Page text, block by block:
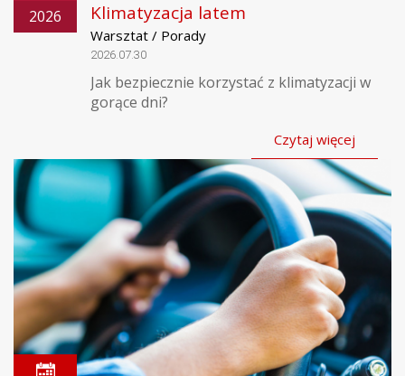
2026
Klimatyzacja latem
Warsztat / Porady
2026.07.30
Jak bezpiecznie korzystać z klimatyzacji w
gorące dni?
Czytaj więcej